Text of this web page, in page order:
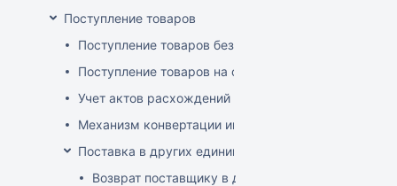
Поступление товаров
Поступление товаров без заказа
Поступление товаров на основе заказа
Учет актов расхождений при поступлении товаров
Механизм конвертации инвойсов из иностранной
Поставка в других единицах
Возврат поставщику в других единицах